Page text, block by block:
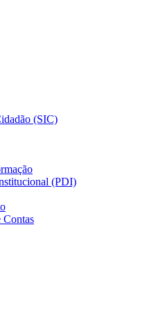
(SIC)
(PDI)
Contas